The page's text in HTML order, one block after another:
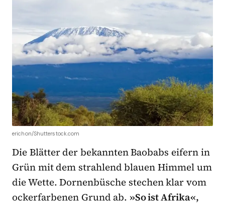
erichon/Shutterstock.com
Die Blätter der bekannten Baobabs eifern in
Grün mit dem strahlend blauen Himmel um
die Wette. Dornenbüsche stechen klar vom
ockerfarbenen Grund ab. »So ist Afrika«,